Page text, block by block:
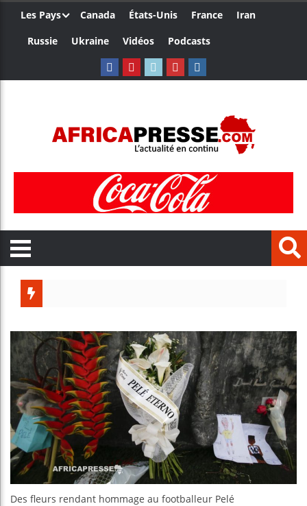
Les Pays Canada États-Unis France
Iran
Russie
Ukraine Vidéos Podcasts
Réforme
Bénin :
Aliko
Des fleurs rendant hommage au footballeur Pelé